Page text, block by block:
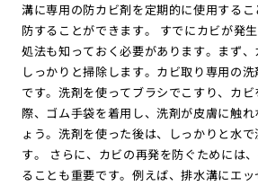
溝に専用の防カビ剤を定期的に使用する
防することができます。 すでにカビが発
処法も知っておく必要があります。まず
しっかりと掃除します。カビ取り専用の
です。洗剤を使ってブラシでこすり、カ
際、ゴム手袋を着用し、洗剤が皮膚に触
ょう。洗剤を使った後は、しっかりと水
す。 さらに、カビの再発を防ぐためには
ることも重要です。例えば、排水溝にエ